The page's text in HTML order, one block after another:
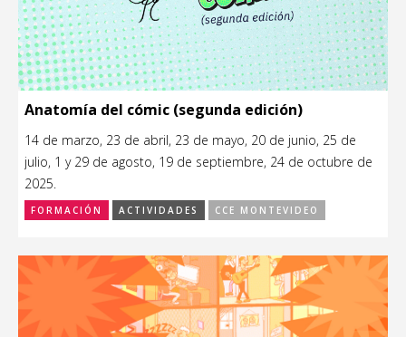
Anatomía del cómic (segunda edición)
14 de marzo, 23 de abril, 23 de mayo, 20 de junio, 25 de
julio, 1 y 29 de agosto, 19 de septiembre, 24 de octubre de
2025.
FORMACIÓN ACTIVIDADES CCE MONTEVIDEO